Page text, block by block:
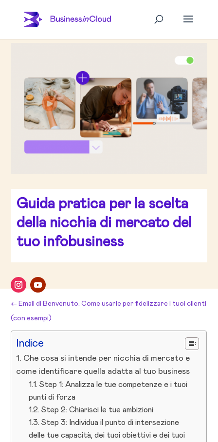
Guida pratica per la scelta
della nicchia di mercato del
tuo infobusiness
← Email di Benvenuto: Come usarle per fidelizzare i tuoi clienti
(con esempi)
Come validare la tua idea di corso online: Una guida in 3 fasi→
Indice
Che cosa si intende per nicchia di mercato e
come identificare quella adatta al tuo business
Step 1: Analizza le tue competenze e i tuoi
punti di forza
Step 2: Chiarisci le tue ambizioni
Step 3: Individua il punto di intersezione
delle tue capacità, dei tuoi obiettivi e dei tuoi